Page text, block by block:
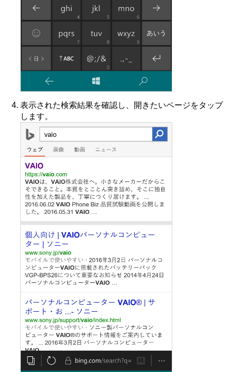
表示された検索結果を確認し、開きたいページをタップ
します。